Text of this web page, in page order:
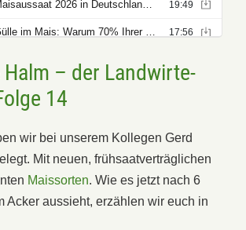
Halm – der Landwirte-
14
wir bei unserem Kollegen Gerd
Mit neuen, frühsaatverträglichen
Maissorten. Wie es jetzt nach 6
Acker aussieht, erzählen wir euch in